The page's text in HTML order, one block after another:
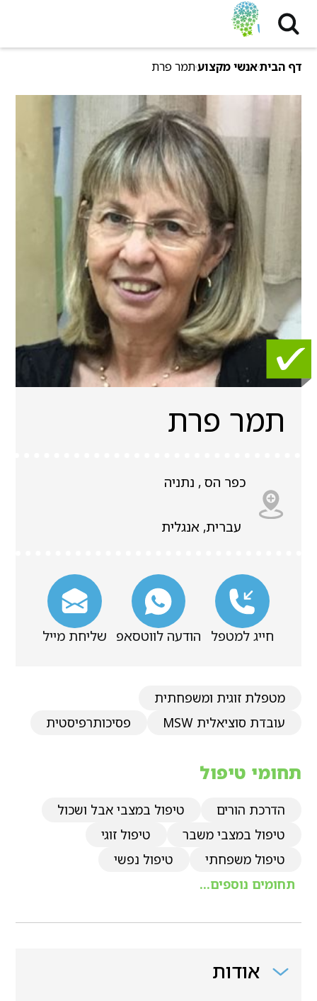
דף הביתאנשי מקצועתמר פרת
תמר פרת
כפר הס , נתניה
עברית, אנגלית
חייג למטפל הודעה לווטסאפ שליחת מייל
מטפלת זוגית ומשפחתית
עובדת סוציאלית MSW
פסיכותרפיסטית
תחומי טיפול
הדרכת הורים
טיפול במצבי אבל ושכול
טיפול במצבי משבר
טיפול זוגי
טיפול משפחתי
טיפול נפשי
תחומים נוספים...
אודות